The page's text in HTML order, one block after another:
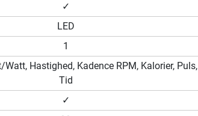
✓
LED
1
Hastighed, Kadence RPM, Kalorier, Puls,
Tid
✓